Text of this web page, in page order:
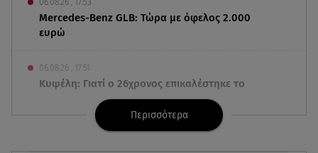
06.08.26 , 17:53
Mercedes-Benz GLB: Τώρα με όφελος 2.000
ευρώ
06.08.26 , 17:51
Κυψέλη: Γιατί ο 26χρονος επικαλέστηκε το
δικαίωμα της σιωπής
Συμφωνία Ιράν – Ομάν για τα Στενά του Ορμούζ
Περισσότερα